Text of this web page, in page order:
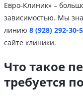
Евро-Клиник» –
зависимостью. Мы
линию 8 (928) 292-30-
сайте клиники.
Что такое
требуется